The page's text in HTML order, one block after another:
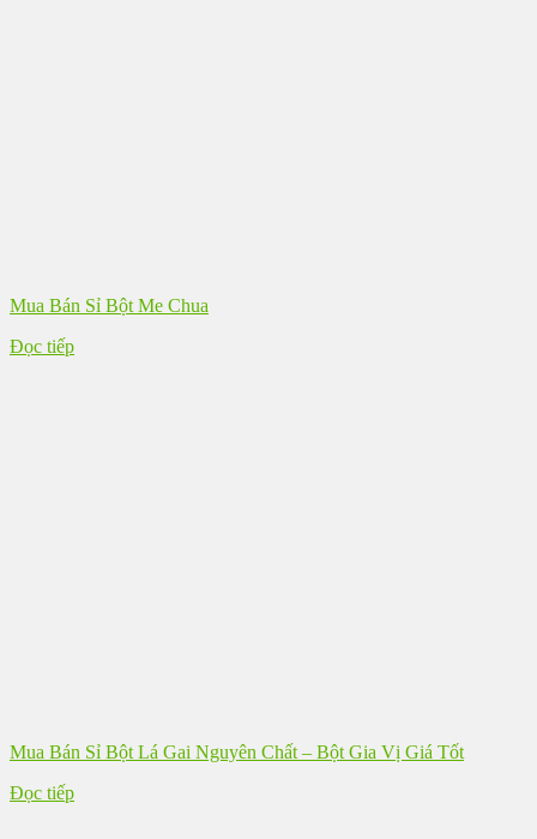
Mua Bán Sỉ Bột Me Chua
Đọc tiếp
Mua Bán Sỉ Bột Lá Gai Nguyên Chất – Bột Gia Vị Giá Tốt
Đọc tiếp